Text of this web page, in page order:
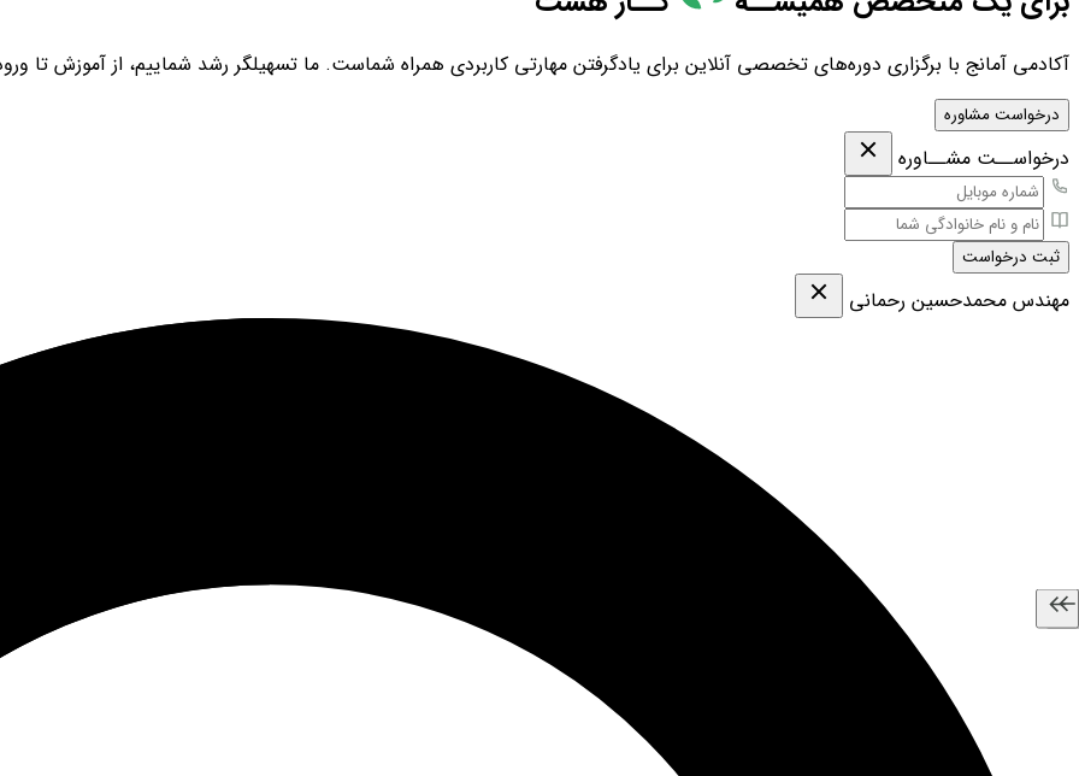
آکادمی آمانج با برگزاری دوره‌های تخصصی آنلاین برای یادگرفتن مهارتی کاربردی همراه شماست. ما تسهیلگر رشد شماییم، از آموزش تا ورود
درخواست مشاوره
درخواســت مشــاوره
ثبت درخواست
مهندس محمدحسین رحمانی